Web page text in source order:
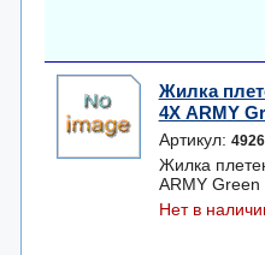
Жилка
4Х ARMY
Артикул:
Жилка
ARMY Green
Нет в